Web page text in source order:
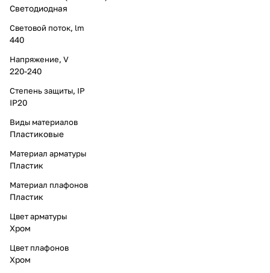
Светодиодная
Световой поток, lm
440
Напряжение, V
220-240
Степень защиты, IP
IP20
Виды материалов
Пластиковые
Материал арматуры
Пластик
Материал плафонов
Пластик
Цвет арматуры
Хром
Цвет плафонов
Хром